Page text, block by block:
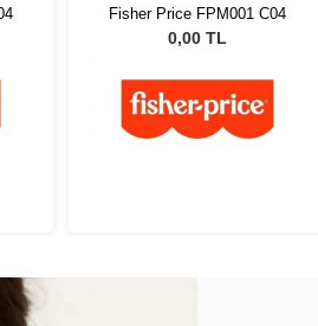
Fisher Price FPM001 C04
0,00 TL